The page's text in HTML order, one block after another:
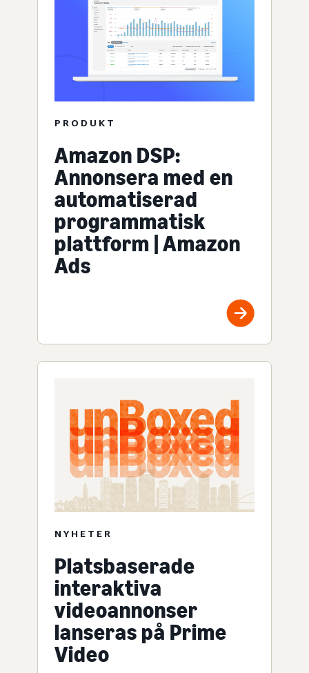
PRODUKT
Amazon DSP:
Annonsera med en
automatiserad
programmatisk
plattform | Amazon
Ads
NYHETER
Platsbaserade
interaktiva
videoannonser
lanseras på Prime
Video